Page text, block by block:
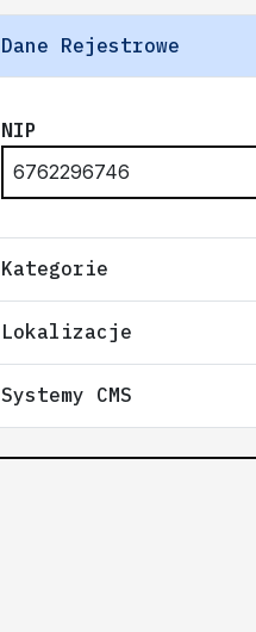
Dane Rejestrowe
NIP
6762296746
Kategorie
Lokalizacje
Systemy CMS